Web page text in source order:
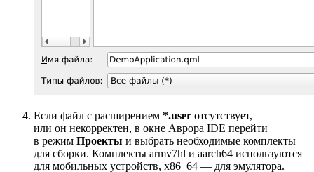
Если файл с расширением *.user отсутствует,
или он некорректен, в окне Аврора IDE перейти
в режим Проекты и выбрать необходимые комплекты
для сборки. Комплекты armv7hl и aarch64 используются
для мобильных устройств, x86_64 — для эмулятора.